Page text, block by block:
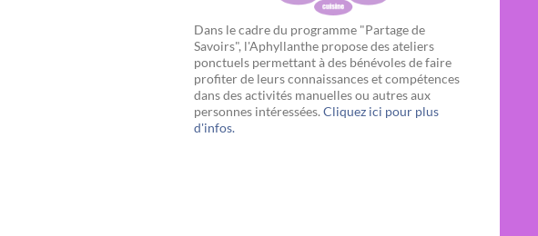
Dans le cadre du programme "Partage de
Savoirs", l'Aphyllanthe propose des ateliers
ponctuels permettant à des bénévoles de faire
profiter de leurs connaissances et compétences
dans des activités manuelles ou autres aux
personnes intéressées. Cliquez ici pour plus
d'infos.